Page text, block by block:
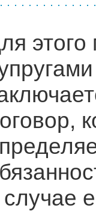
случае